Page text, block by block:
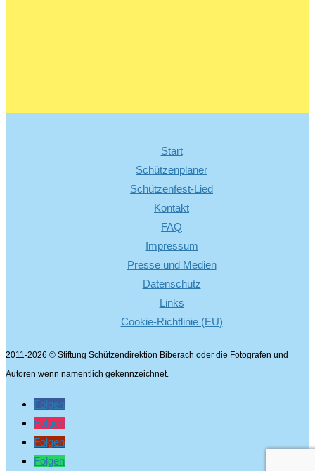
Start
Schützenplaner
Schützenfest-Lied
Kontakt
FAQ
Impressum
Presse und Medien
Datenschutz
Links
Cookie-Richtlinie (EU)
2011-2026 © Stiftung Schützendirektion Biberach oder die Fotografen und
Autoren wenn namentlich gekennzeichnet.
Folgen
Folgen
Folgen
Folgen